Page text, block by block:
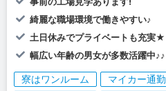
綺麗な職場環境で働きやすい♪
土日休みでプライベートも充実★
幅広い年齢の男女が多数活躍中♪♪
寮はワンルーム マイカー通